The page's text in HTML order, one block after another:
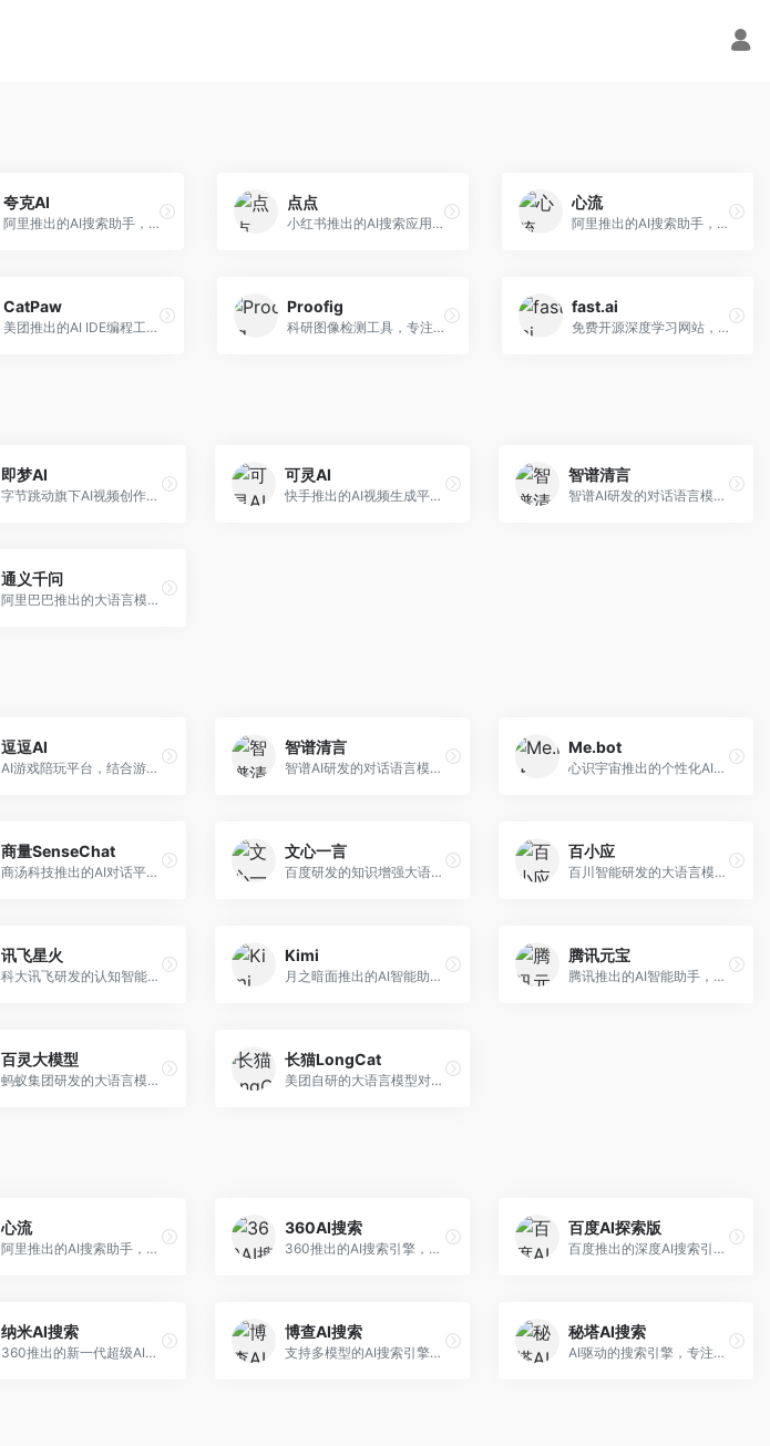
夸克AI
阿里推出的AI搜索助手，整合搜索与AI功能。面向年轻用户，提供智能搜索、文档处理、学习辅助等服务，与夸克生态深度整合。
点点
小红书推出的AI搜索应用，专注于生活方式内容搜索。面向小红书用户，提供生活攻略、消费决策、内容推荐等服务，生活方式内容丰富。
心流
阿里推出的AI搜索助手，专注于智能信息获取。面向普通用户，提供智能搜索、内容整理、知识问答等服务，与阿里生态深度整合。
CatPaw
美团推出的AI IDE编程工具，专注于本地开发生态。面向开发者，提供智能代码补全、代码生成、项目管理等服务，本地开发体验好。
Proofig
科研图像检测工具，专注于学术图像完整性验证。面向科研人员，提供图像检测、重复分析、报告生成等服务，学术检测专业。
fast.ai
免费开源深度学习网站，专注于实用AI教学。面向开发者，提供免费深度学习课程、实战项目、代码库等资源，学习门槛低。
即梦AI
字节跳动旗下AI视频创作平台，支持多模态内容生成。面向内容创作者和营销人员，提供文生视频、图生视频、智能剪辑等功能，中文理解能力强，创作效率高。
可灵AI
快手推出的AI视频生成平台，支持文生视频和图生视频，可生成长达2分钟的高质量视频内容。面向短视频创作者和营销人员，操作简便，生成效果逼真，适合商业推广和创意表达。
智谱清言
智谱AI研发的对话语言模型，支持中英双语交互。面向中文用户和开发者，提供知识问答、代码编写、文档解读等服务，开源生态完善，学术研究背景深厚。
通义千问
阿里巴巴推出的大语言模型平台，提供对话问答、文档处理、图像理解、代码编写等全方位AI服务。面向企业用户和个人开发者，集成阿里云生态，支持多模态交互，企业级安全保障。
逗逗AI
AI游戏陪玩平台，结合游戏理解和自然语言交互技术。面向游戏玩家，提供游戏攻略、陪玩互动、社交聊天等服务，游戏知识丰富，互动体验有趣。
智谱清言
智谱AI研发的对话语言模型，支持中英双语交互。面向中文用户和开发者，提供知识问答、代码编写、文档解读等服务，开源生态完善，学术研究背景深厚。
Me.bot
心识宇宙推出的个性化AI伴侣，专注于情感交互和个人助理服务。面向个人用户，支持日程管理、情感陪伴、知识问答等功能，交互体验人性化。
商量SenseChat
商汤科技推出的AI对话平台，结合计算机视觉和自然语言处理技术。面向企业用户和开发者，支持多模态交互，视觉理解能力强，适合智能客服和内容创作场景。
文心一言
百度研发的知识增强大语言模型，深度融合百度知识图谱和搜索能力。面向中文用户，提供知识问答、文本创作、逻辑推理等服务，中文语境理解准确，知识覆盖面广。
百小应
百川智能研发的大语言模型助手，专注于中文理解和生成。面向中文用户，提供知识问答、文本创作、代码辅助等服务，模型参数规模大，中文表达流畅自然。
讯飞星火
科大讯飞研发的认知智能大模型，深度融合语音识别和自然语言处理技术。面向企业用户和教育领域，提供语音交互、文档处理、代码生成等服务，中文语音识别准确率高。
Kimi
月之暗面推出的AI智能助手，核心优势在于超长文本处理能力，支持20万字以上文档分析。面向学术研究者、职场人士和内容创作者，提供文档解读、PPT生成、联网搜索等综合服务。
腾讯元宝
腾讯推出的AI智能助手，整合微信生态和腾讯云服务。面向普通用户和企业客户，支持文档解析、图像理解、联网搜索等功能，与腾讯产品无缝衔接，办公协作便捷。
百灵大模型
蚂蚁集团研发的大语言模型平台，专注于金融科技和企业服务。面向金融机构和企业客户，提供智能客服、风险分析、文档处理等服务，金融场景理解深入。
长猫LongCat
美团自研的大语言模型对话平台，专注于本地生活服务场景。面向美团生态用户，提供智能推荐、服务问答等功能，本地生活知识覆盖全面。
心流
阿里推出的AI搜索助手，专注于智能信息获取。面向普通用户，提供智能搜索、内容整理、知识问答等服务，与阿里生态深度整合。
360AI搜索
360推出的AI搜索引擎，专注于安全智能搜索。面向普通用户，提供智能问答、网页搜索、内容整理等服务，安全防护能力强。
百度AI探索版
百度推出的深度AI搜索引擎，整合百度知识图谱。面向中文用户，提供智能问答、知识探索、内容生成等服务，知识覆盖面广。
纳米AI搜索
360推出的新一代超级AI搜索，深度整合360搜索资源。面向普通用户，提供智能问答、多模态搜索、内容生成等服务，安全可靠。
博查AI搜索
支持多模型的AI搜索引擎，整合多种大模型能力。面向AI爱好者，提供多模型搜索、答案对比、深度分析等服务，模型选择灵活。
秘塔AI搜索
AI驱动的搜索引擎，专注于无广告直达结果。面向研究者和信息获取需求者，提供深度搜索、来源标注、答案整理等服务，搜索结果干净准确，信息可信度高。